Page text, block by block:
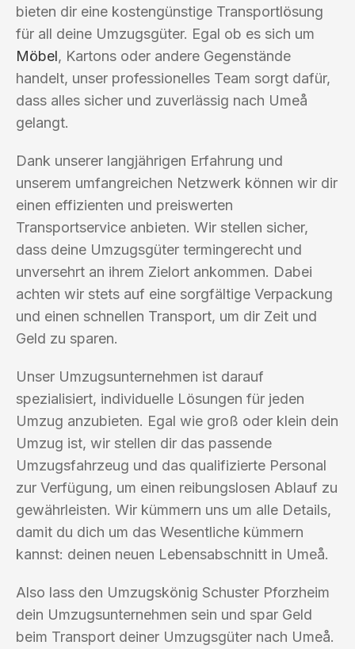
bieten dir eine kostengünstige Transportlösung
für all deine Umzugsgüter. Egal ob es sich um
Möbel, Kartons oder andere Gegenstände
handelt, unser professionelles Team sorgt dafür,
dass alles sicher und zuverlässig nach Umeå
gelangt.
Dank unserer langjährigen Erfahrung und
unserem umfangreichen Netzwerk können wir dir
einen effizienten und preiswerten
Transportservice anbieten. Wir stellen sicher,
dass deine Umzugsgüter termingerecht und
unversehrt an ihrem Zielort ankommen. Dabei
achten wir stets auf eine sorgfältige Verpackung
und einen schnellen Transport, um dir Zeit und
Geld zu sparen.
Unser Umzugsunternehmen ist darauf
spezialisiert, individuelle Lösungen für jeden
Umzug anzubieten. Egal wie groß oder klein dein
Umzug ist, wir stellen dir das passende
Umzugsfahrzeug und das qualifizierte Personal
zur Verfügung, um einen reibungslosen Ablauf zu
gewährleisten. Wir kümmern uns um alle Details,
damit du dich um das Wesentliche kümmern
kannst: deinen neuen Lebensabschnitt in Umeå.
Also lass den Umzugskönig Schuster Pforzheim
dein Umzugsunternehmen sein und spar Geld
beim Transport deiner Umzugsgüter nach Umeå.